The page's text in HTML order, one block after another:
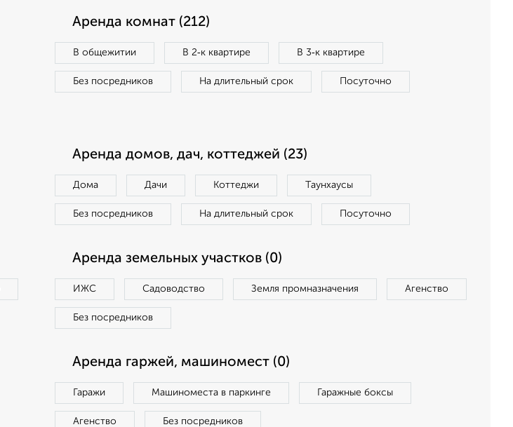
Аренда комнат (212)
В общежитии В 2‑к квартире В 3‑к квартире
Без посредников На длительный срок Посуточно
Аренда домов, дач, коттеджей (23)
Дома Дачи Коттеджи Таунхаусы
Без посредников На длительный срок Посуточно
Аренда земельных участков (0)
ИЖС Садоводство Земля промназначения Агенство
Без посредников
Аренда гаржей, машиномест (0)
Гаражи Машиноместа в паркинге Гаражные боксы
Агенство Без посредников